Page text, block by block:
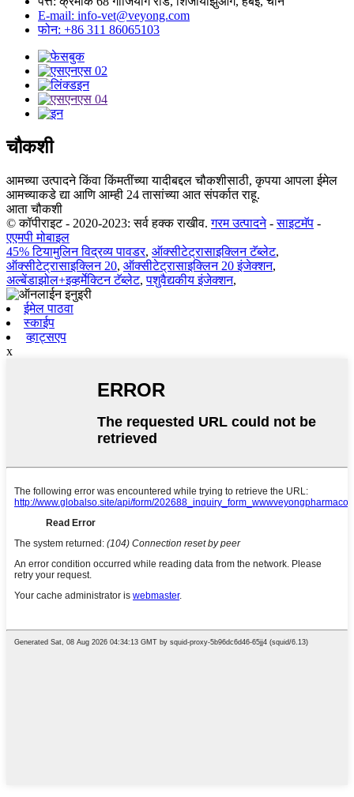
E-mail: info-vet@veyong.com
फोन: +86 311 86065103
चौकशी
आमच्या उत्पादने किंवा किंमतींच्या यादीबद्दल चौकशीसाठी, कृपया आपला ईमेल
आमच्याकडे द्या आणि आम्ही 24 तासांच्या आत संपर्कात राहू.
आता चौकशी
© कॉपीराइट - 2020-2023: सर्व हक्क राखीव. गरम उत्पादने-साइटमॅप -
एएमपी मोबाइल
45% टियामुलिन विद्रव्य पावडर, ऑक्सीटेट्रासाइक्लिन टॅब्लेट,
ऑक्सीटेट्रासाइक्लिन 20, ऑक्सीटेट्रासाइक्लिन 20 इंजेक्शन,
अल्बेंडाझोल+इव्हर्मेक्टिन टॅब्लेट,पशुवैद्यकीय इंजेक्शन,
ईमेल पाठवा
स्काईप
व्हाट्सएप
x